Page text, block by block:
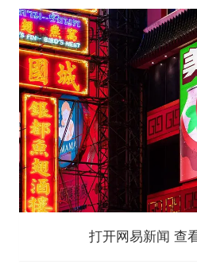
打开网易新闻 查